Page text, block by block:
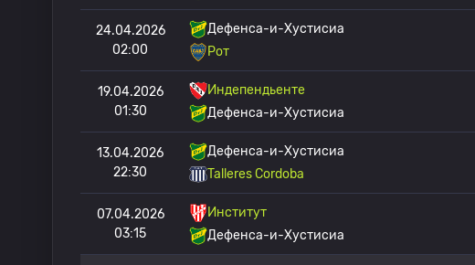
24.04.2026
02:00
Дефенса-и-Хустисиа
Рот
19.04.2026
01:30
Индепендьенте
Дефенса-и-Хустисиа
13.04.2026
22:30
Дефенса-и-Хустисиа
Talleres Cordoba
07.04.2026
03:15
Институт
Дефенса-и-Хустисиа